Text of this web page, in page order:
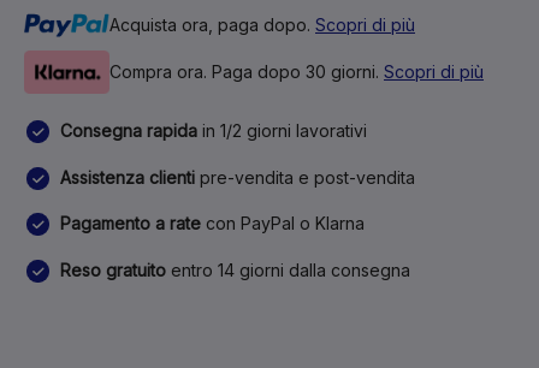
Acquista ora, paga dopo. Scopri di più
Compra ora. Paga dopo 30 giorni. Scopri di più
Consegna rapida in 1/2 giorni lavorativi
Assistenza clienti pre-vendita e post-vendita
Pagamento a rate con PayPal o Klarna
Reso gratuito entro 14 giorni dalla consegna